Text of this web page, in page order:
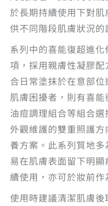
於長期持續使用下對
供不同階段肌膚狀況的
系列中的喜能復超進
項，採用親膚性凝膠
合日常塗抹於在意部
肌膚困擾者，則有喜
油痘調理組合等組合
外觀維護的雙重照護
養方案。此系列質地
易在肌膚表面留下明
續使用，亦可於妝前作
使用時建議清潔肌膚